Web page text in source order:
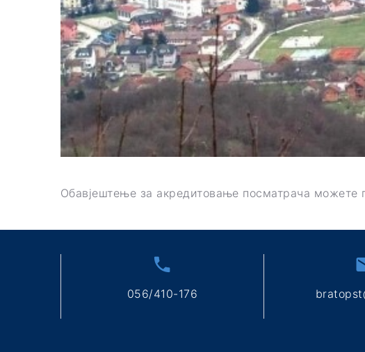
Обавјештење за акредитовање посматрача можете
056/410-176